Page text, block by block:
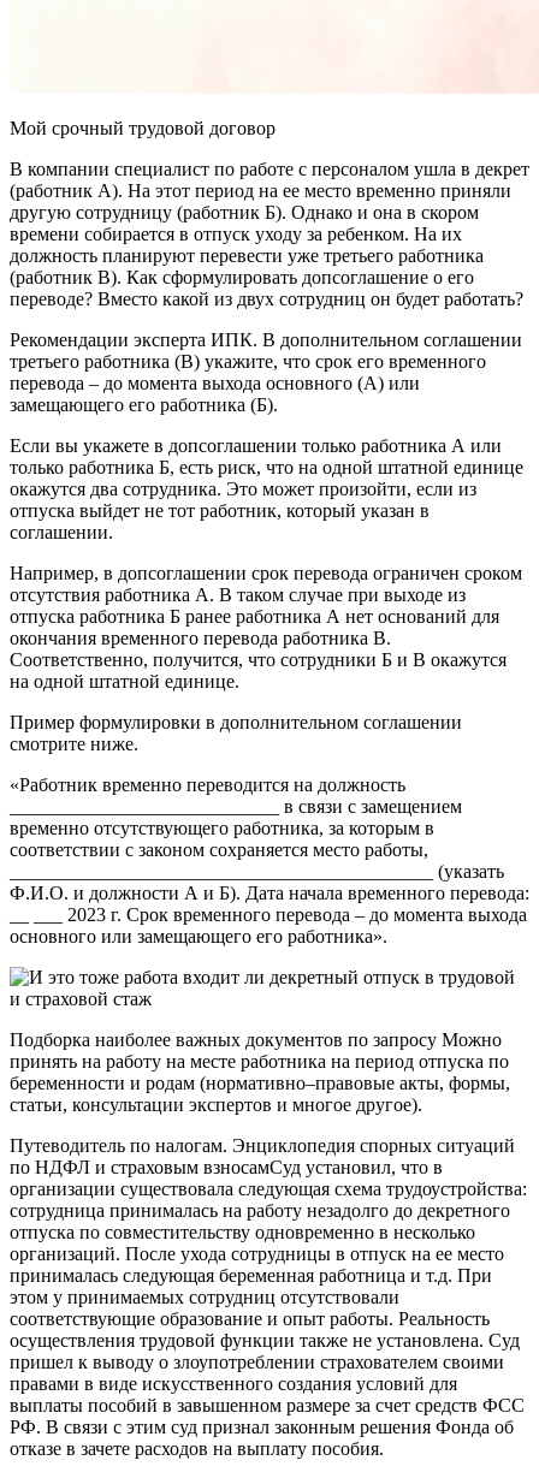
Мой срочный трудовой договор
В компании специалист по работе с персоналом ушла в декрет
(работник А). На этот период на ее место временно приняли
другую сотрудницу (работник Б). Однако и она в скором
времени собирается в отпуск уходу за ребенком. На их
должность планируют перевести уже третьего работника
(работник В). Как сформулировать допсоглашение о его
переводе? Вместо какой из двух сотрудниц он будет работать?
Рекомендации эксперта ИПК. В дополнительном соглашении
третьего работника (В) укажите, что срок его временного
перевода – до момента выхода основного (А) или
замещающего его работника (Б).
Если вы укажете в допсоглашении только работника А или
только работника Б, есть риск, что на одной штатной единице
окажутся два сотрудника. Это может произойти, если из
отпуска выйдет не тот работник, который указан в
соглашении.
Например, в допсоглашении срок перевода ограничен сроком
отсутствия работника А. В таком случае при выходе из
отпуска работника Б ранее работника А нет оснований для
окончания временного перевода работника В.
Соответственно, получится, что сотрудники Б и В окажутся
на одной штатной единице.
Пример формулировки в дополнительном соглашении
смотрите ниже.
«Работник временно переводится на должность
____________________________ в связи с замещением
временно отсутствующего работника, за которым в
соответствии с законом сохраняется место работы,
____________________________________________ (указать
Ф.И.О. и должности А и Б). Дата начала временного перевода:
__ ___ 2023 г. Срок временного перевода – до момента выхода
основного или замещающего его работника».
Подборка наиболее важных документов по запросу Можно
принять на работу на месте работника на период отпуска по
беременности и родам (нормативно–правовые акты, формы,
статьи, консультации экспертов и многое другое).
Путеводитель по налогам. Энциклопедия спорных ситуаций
по НДФЛ и страховым взносамСуд установил, что в
организации существовала следующая схема трудоустройства:
сотрудница принималась на работу незадолго до декретного
отпуска по совместительству одновременно в несколько
организаций. После ухода сотрудницы в отпуск на ее место
принималась следующая беременная работница и т.д. При
этом у принимаемых сотрудниц отсутствовали
соответствующие образование и опыт работы. Реальность
осуществления трудовой функции также не установлена. Суд
пришел к выводу о злоупотреблении страхователем своими
правами в виде искусственного создания условий для
выплаты пособий в завышенном размере за счет средств ФСС
РФ. В связи с этим суд признал законным решения Фонда об
отказе в зачете расходов на выплату пособия.